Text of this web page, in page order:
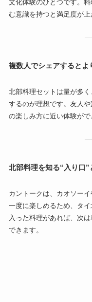
文化体験のひとつです。
む意識を持つと満足度が上
複数人でシェアするとよ
北部料理セットは量が多
するのが理想です。友人
の楽しみ方に近い体験がで
北部料理を知る“入り口”
カントークは、カオソー
一度に楽しめるため、タ
入った料理があれば、次
できます。